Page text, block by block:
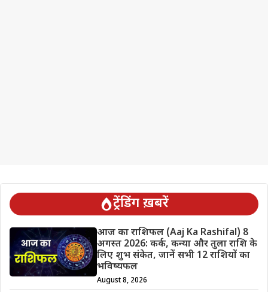
ट्रेंडिंग ख़बरें
आज का राशिफल (Aaj Ka Rashifal) 8
अगस्त 2026: कर्क, कन्या और तुला राशि के
लिए शुभ संकेत, जानें सभी 12 राशियों का
भविष्यफल
August 8, 2026